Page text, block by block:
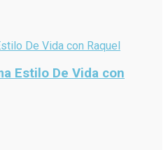
Estilo De Vida con